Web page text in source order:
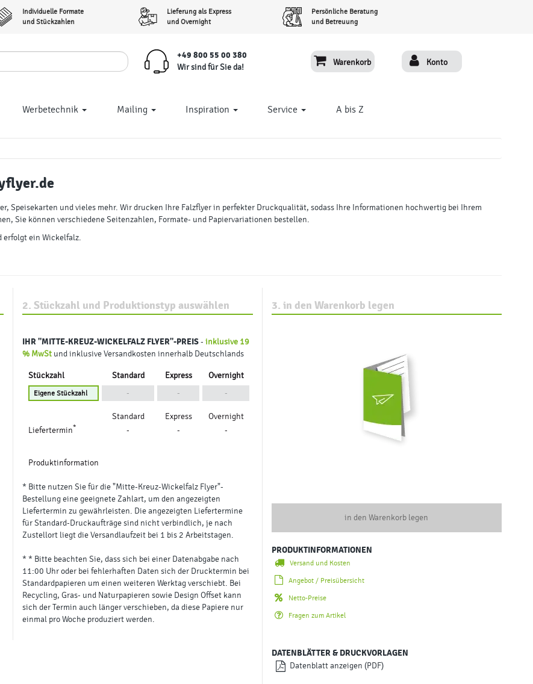
Individuelle Formate
und Stückzahlen
Lieferung als Express
und Overnight
Persönliche Beratung
und Betreuung
+49 800 55 00 380
Wir sind für Sie da!
Warenkorb Konto
Werbetechnik Mailing Inspiration Service A bis Z
Speisekarten und vieles mehr. Wir drucken Ihre Falzflyer in perfekter Druckqualität, sodass Ihre Informationen hochwertig bei Ihrem
Sie können verschiedene Seitenzahlen, Formate- und Papiervariationen bestellen.
erfolgt ein Wickelfalz.
2. Stückzahl und Produktionstyp auswählen
IHR"MITTE-KREUZ-WICKELFALZ FLYER"-PREIS -inklusive 19
% MwSt und inklusive Versandkosten innerhalb Deutschlands
Stückzahl Standard Express Overnight
- - -
Standard Express
Overnight
Liefertermin* - - -
Produktinformation
* Bitte nutzen Sie für die "Mitte-Kreuz-Wickelfalz Flyer"-
Bestellung eine geeignete Zahlart, um den angezeigten
Liefertermin zu gewährleisten. Die angezeigten Liefertermine
für Standard-Druckaufträge sind nicht verbindlich, je nach
Zustellort liegt die Versandlaufzeit bei 1 bis 2 Arbeitstagen.
* * Bitte beachten Sie, dass sich bei einer Datenabgabe nach
11:00 Uhr oder bei fehlerhaften Daten sich der Drucktermin bei
Standardpapieren um einen weiteren Werktag verschiebt. Bei
Recycling, Gras- und Naturpapieren sowie Design Offset kann
sich der Termin auch länger verschieben, da diese Papiere nur
einmal pro Woche produziert werden.
3. in den Warenkorb legen
in den Warenkorb legen
PRODUKTINFORMATIONEN
Versand und Kosten
Angebot / Preisübersicht
Netto-Preise
Fragen zum Artikel
DATENBLÄTTER & DRUCKVORLAGEN
Datenblatt anzeigen (PDF)